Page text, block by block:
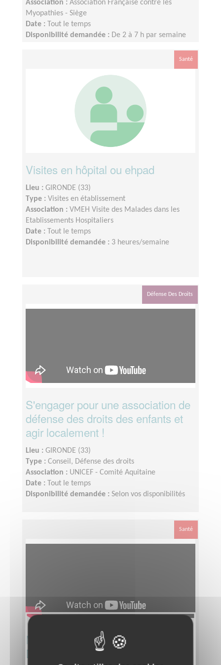
Association : Association Française contre les
Myopathies - Siège
Date :
Tout le temps
Disponibilité demandée : De 2 à 7 h par semaine
Santé
Visites en hôpital ou ehpad
Lieu : GIRONDE (33)
Type : Visites en établissement
Association : VMEH Visite des Malades dans les
Etablissements Hospitaliers
Date :
Tout le temps
Disponibilité demandée : 3 heures/semaine
Défense Des Droits
S'engager pour une association de
défense des droits des enfants et
agir localement !
Lieu : GIRONDE (33)
Type : Conseil, Défense des droits
Association : UNICEF - Comité Aquitaine
Date :
Tout le temps
Disponibilité demandée : Selon vos disponibilités
Santé
Mobiliser - Communiquer -
Développer le Téléthon